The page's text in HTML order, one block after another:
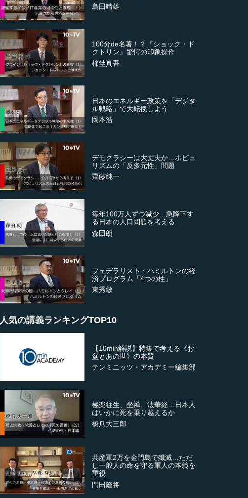
島田晴雄
100分de名著！？『ショック・ド
クトリン』驚愕の印象操作
柿埜真吾
日本のエネルギー政策を「デジタ
ル戦略」で大転換しよう
岡本浩
デモクラシーは大丈夫か…ポピュ
リズムの「反多元性」問題
齋藤純一
毎年100万人ずつ減少…急降下す
る日本の人口問題を考える
森田朗
フェデラリスト・ハミルトンの経
済プログラム「4つの柱」
東秀敏
人気の講義ランキングTOP10
【10min解説】特集で考える《お
盆とあの世》の本質
テンミニッツ・アカデミー編集部
極楽往生、坐禅、法華経…日本人
はいかに死を乗り越えるか
橋爪大三郎
共産軍2万を金門島で殲滅…ただ
し一般人の命を守る軍人の本義を
重視
門田隆将